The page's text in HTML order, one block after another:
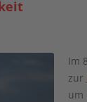
Im
zur
um